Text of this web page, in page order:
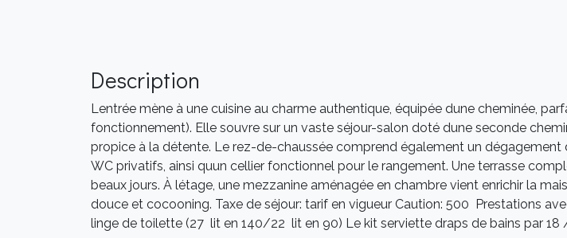
Description
Lentrée mène à une cuisine au charme authentique, équipée dune cheminée,
fonctionnement). Elle souvre sur un vaste séjour-salon doté dune seconde
propice à la détente. Le rez-de-chaussée comprend également un
WC privatifs, ainsi quun cellier fonctionnel pour le rangement. Une terrasse
beaux jours. À létage, une mezzanine aménagée en chambre vient enrichir la
douce et cocooning. Taxe de séjour: tarif en vigueur Caution: 500  Prestations
linge de toilette (27  lit en 140/22  lit en 90) Le kit serviette draps de bains par 18